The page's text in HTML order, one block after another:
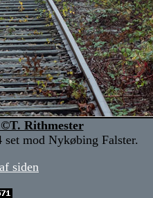
Rithmester
mod Nykøbing Falster.
siden